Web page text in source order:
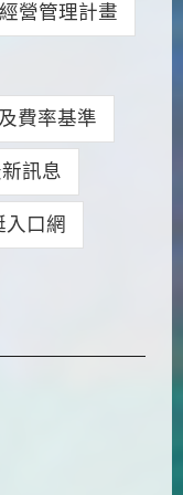
經營管理計畫
費率基準
訊息
口網